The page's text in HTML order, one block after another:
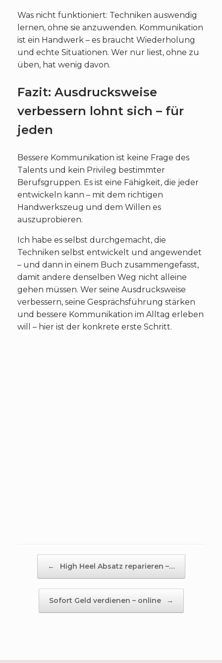
Was nicht funktioniert: Techniken auswendig
lernen, ohne sie anzuwenden. Kommunikation
ist ein Handwerk – es braucht Wiederholung
und echte Situationen. Wer nur liest, ohne zu
üben, hat wenig davon.
Fazit: Ausdrucksweise
verbessern lohnt sich – für
jeden
Bessere Kommunikation ist keine Frage des
Talents und kein Privileg bestimmter
Berufsgruppen. Es ist eine Fähigkeit, die jeder
entwickeln kann – mit dem richtigen
Handwerkszeug und dem Willen es
auszuprobieren.
Ich habe es selbst durchgemacht, die
Techniken selbst entwickelt und angewendet
– und dann in einem Buch zusammengefasst,
damit andere denselben Weg nicht alleine
gehen müssen. Wer seine Ausdrucksweise
verbessern, seine Gesprächsführung stärken
und bessere Kommunikation im Alltag erleben
will – hier ist der konkrete erste Schritt.
← High Heel Absatz reparieren –…
Sofort Geld verdienen – online →